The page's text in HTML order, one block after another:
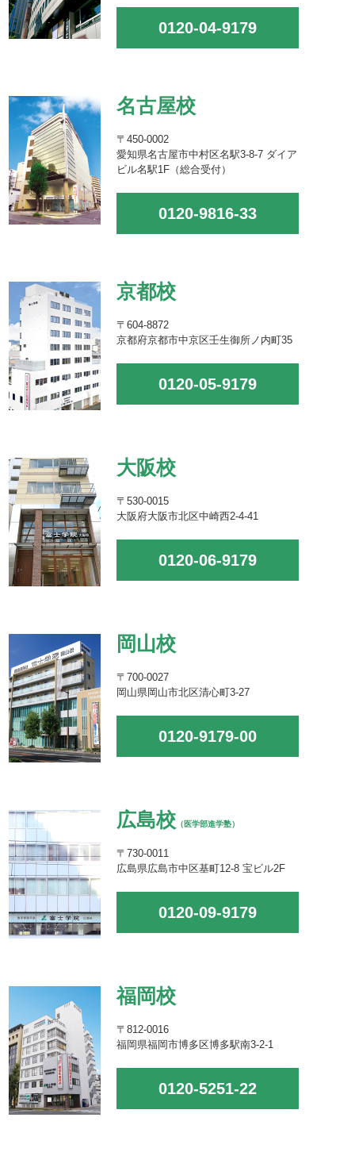
0120-04-9179
名古屋校
〒450-0002
愛知県名古屋市中村区名駅3-8-7 ダイア
ビル名駅1F（総合受付）
0120-9816-33
京都校
〒604-8872
京都府京都市中京区壬生御所ノ内町35
0120-05-9179
大阪校
〒530-0015
大阪府大阪市北区中崎西2-4-41
0120-06-9179
岡山校
〒700-0027
岡山県岡山市北区清心町3-27
0120-9179-00
広島校 （医学部進学塾）
〒730-0011
広島県広島市中区基町12-8 宝ビル2F
0120-09-9179
福岡校
〒812-0016
福岡県福岡市博多区博多駅南3-2-1
0120-5251-22